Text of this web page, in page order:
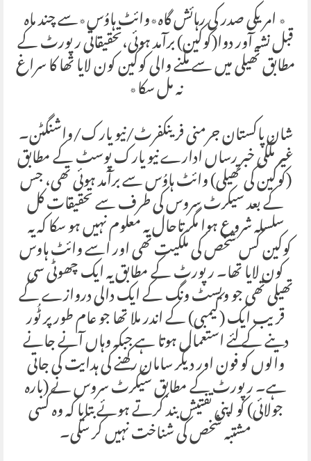
٭ امریکی صدر کی رہائش گاہ٭وائٹ ہاوُس٭سے چند ماہ
قبل نشہ آور دوا(کوکین) برآمد ہوئی،تحقیقاتی رپورٹ کے
مطابق تھیلی میں سے ملنے والی کوکین کون لایا تھا کا سراغ
نہ مل سکا٭
شان پاکستان جرمنی فرینکفرٹ/نیو یارک/واشنگٹن۔
غیر ملکی خبر رساں ادارے نیو یارک پوسٹ کے مطابق
(کوکین کی تھیلی) وائٹ ہاوُس سے برآمد ہوئی تھی، جس
کے بعد سیکرٹ سروس کی طرف سے تحقیقات کل
سلسلہ شروع ہوا مگر تاحال یہ معلوم نہیں ہو سکا کہ یہ
کوکین کس شخص کی ملکیت تھی اور اسے وائٹ ہاوس
کون لایا تھا۔ رپورٹ کے مطابق یہ ایک چھوٹی سی
تھیلی تھی جو ویسٹ ونگ کے ایک دالی دروازے کے
قریب ایک (کیمبی) کے اندر ملا تھا جو عام طور پر ٹُور
دینے کے لئے استعمال ہوتا ہے جبکہ وہاں آنے جانے
والوں کو فون اور دیگر سامان رکھنے کی ہدایت کی جاتی
ہے۔ رپورٹ کے مطابق سیکرٹ سروس نے (بارہ
جولائی) کو اپنی تفتیش بند کرتے ہوئے بتایا کہ وہ کسی
مشتبہ شخص کی شناخت نہیں کر سکی۔